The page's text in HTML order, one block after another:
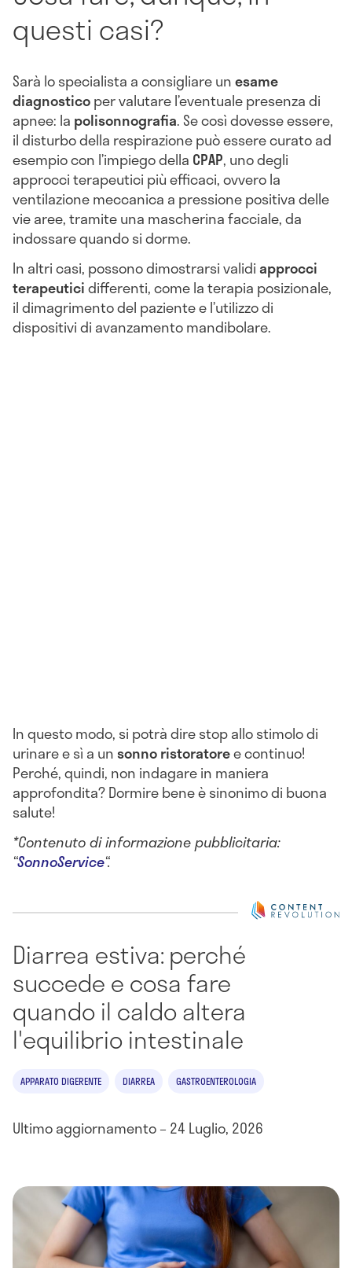
questi casi?
Sarà lo specialista a consigliare unesame
diagnosticoper valutare l’eventuale presenza di
apnee: la polisonnografia. Se così dovesse essere,
il disturbo della respirazione può essere curato ad
esempio con l’impiego della CPAP, uno degli
approcci terapeutici più efficaci, ovvero la
ventilazione meccanica a pressione positiva delle
vie aree, tramite una mascherina facciale, da
indossare quando si dorme.
In altri casi, possono dimostrarsi validiapprocci
terapeuticidifferenti, come la terapia posizionale,
il dimagrimento del paziente e l’utilizzo di
dispositivi di avanzamento mandibolare.
In questo modo, si potrà dire stop allo stimolo di
urinare e sì a unsonno ristoratoree continuo!
Perché, quindi, non indagare in maniera
approfondita? Dormire bene è sinonimo di buona
salute!
*Contenuto di informazione pubblicitaria:
“SonnoService“.
Diarrea estiva: perché
succede e cosa fare
quando il caldo altera
l'equilibrio intestinale
APPARATO DIGERENTE DIARREA GASTROENTEROLOGIA
Ultimo aggiornamento – 24 Luglio, 2026